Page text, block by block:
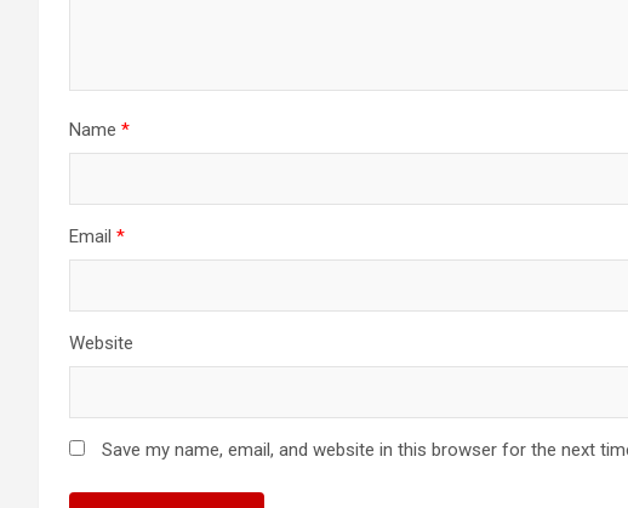
Name *
Email *
Website
Save my name, email, and website in this browser for the next